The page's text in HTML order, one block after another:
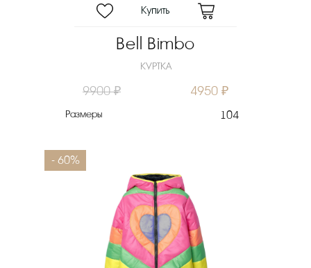
Bell Bimbo
КУРТКА
9900 ₽ 4950 ₽
Размеры 104
- 60%